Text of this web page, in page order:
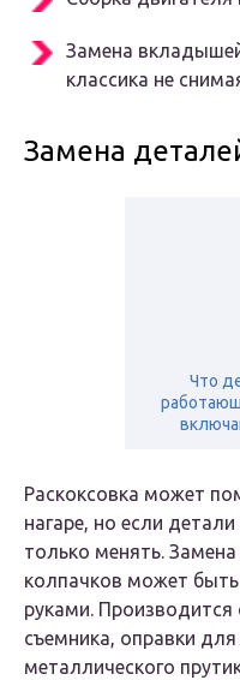
Замена
классика не
Замена
Что
Раскоксовка может
нагаре, но если
только менять.
колпачков может
руками.
съемника, оправки для
металлического